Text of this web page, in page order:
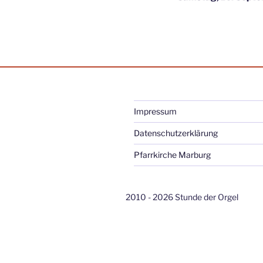
Impressum
Datenschutzerklärung
Pfarrkirche Marburg
2010 - 2026 Stunde der Orgel